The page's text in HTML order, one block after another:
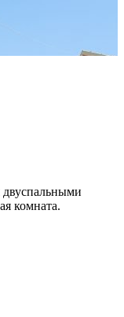
двуспальными
комната.